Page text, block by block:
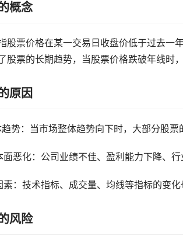
概念
股票价格在某一交易日收盘价低于过去
股票的长期趋势，当股票价格跌破年线时
原因
势：当市场整体趋势向下时，大部分股
恶化：公司业绩不佳、盈利能力下降、
：技术指标、成交量、均线等指标的变化
风险